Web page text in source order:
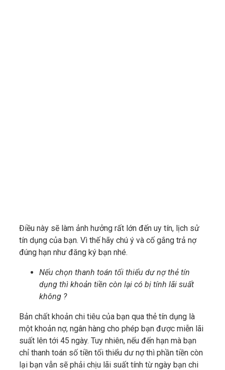
Điều này sẽ làm ảnh hưởng rất lớn đến uy tín, lịch sử
tín dụng của bạn. Vì thế hãy chú ý và cố gắng trả nợ
đúng hạn như đăng ký bạn nhé.
Nếu chọn thanh toán tối thiểu dư nợ thẻ tín
dụng thì khoản tiền còn lại có bị tính lãi suất
không ?
Bản chất khoản chi tiêu của bạn qua thẻ tín dụng là
một khoản nợ, ngân hàng cho phép bạn được miễn lãi
suất lên tới 45 ngày. Tuy nhiên, nếu đến hạn mà bạn
chỉ thanh toán số tiền tối thiểu dư nợ thì phần tiền còn
lại bạn vẫn sẽ phải chịu lãi suất tính từ ngày bạn chi